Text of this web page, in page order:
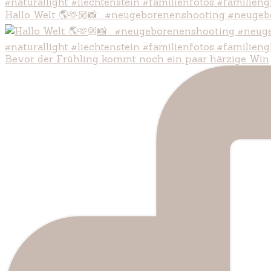
Hallo Welt 🌎🫶🏼📸 . #neugeborenenshooting
Bevor der Frühling kommt noch ein paar härzige Win